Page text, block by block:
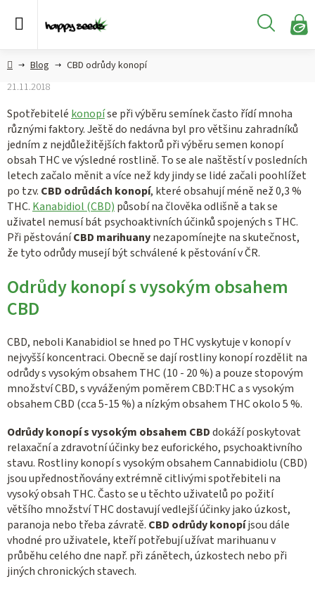
Hledat
Semena
CBD,
CBG a
HHC
konopí
Konopné
produkty
Hašiš
HlavníBlog
CBD odrůdy konopí
21.11.2018
Spotřebitelé konopíse při výběru semínek často řídí mnoha
různými faktory. Ještě do nedávna byl pro většinu zahradníků
jedním z nejdůležitějších faktorů při výběru semen konopí
obsah THC ve výsledné rostlině. To se ale naštěstí v posledních
letech začalo měnit a více než kdy jindy se lidé začali poohlížet
po tzv. CBD odrůdách konopí, které obsahují méně než 0,3 %
THC. Kanabidiol (CBD) působí na člověka odlišně a tak se
uživatel nemusí bát psychoaktivních účinků spojených s THC.
Při pěstováníCBD marihuanynezapomínejte na skutečnost,
že tyto odrůdy musejí být schválené k pěstování v ČR.
Odrůdy konopí s vysokým obsahem
CBD
CBD, neboli Kanabidiol se hned po THC vyskytuje v konopí v
nejvyšší koncentraci. Obecně se dají rostliny konopí rozdělit na
odrůdy s vysokým obsahem THC (10 - 20 %) a pouze stopovým
množství CBD, s vyváženým poměrem CBD:THC a s vysokým
obsahem CBD (cca 5-15 %) a nízkým obsahem THC okolo 5 %.
Odrůdy konopí s vysokým obsahem CBDdokáží poskytovat
relaxační a zdravotní účinky bez euforického, psychoaktivního
stavu. Rostliny konopí s vysokým obsahem Cannabidiolu (CBD)
jsou upřednostňovány extrémně citlivými spotřebiteli na
vysoký obsah THC. Často se u těchto uživatelů po požití
většího množství THC dostavují vedlejší účinky jako úzkost,
paranoja nebo třeba závratě. CBD odrůdy konopíjsou dále
vhodné pro uživatele, kteří potřebují užívat marihuanu v
průběhu celého dne např. při zánětech, úzkostech nebo při
jiných chronických stavech.